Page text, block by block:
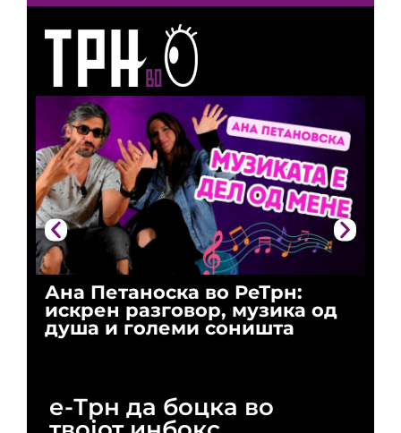
Ана Петаноска во РеТрн:
искрен разговор, музика од
душа и големи соништа
е-Трн да боцка во